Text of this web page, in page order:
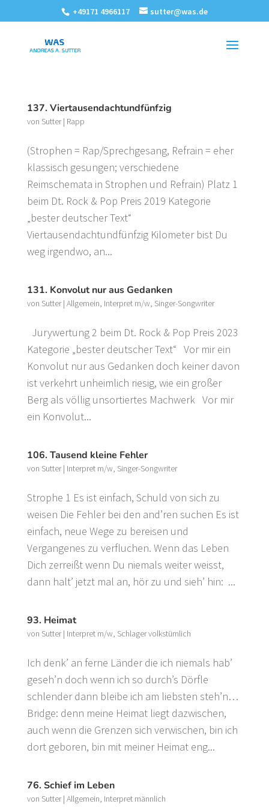
+49171 4966117 sutter@was.de
137. Viertausendachtundfünfzig
von Sutter| Rapp
(Strophen = Rap/Sprechgesang, Refrain = eher
klassisch gesungen; verschiedene
Reimschemata in Strophen und Refrain) Platz 1
beim Dt. Rock & Pop Preis 2019 Kategorie
„bester deutscher Text“
Viertausendachtundfünfzig Kilometer bist Du
weg irgendwo, an...
131. Konvolut nur aus Gedanken
von Sutter| Allgemein, Interpret m/w, Singer-Songwriter
Jurywertung 2 beim Dt. Rock & Pop Preis 2023
Kategorie „bester deutscher Text“ Vor mir ein
Konvolut nur aus Gedanken doch keiner davon
ist verkehrt unheimlich riesig, wie ein großer
Berg als völlig unsortiertes Machwerk Vor mir
ein Konvolut...
106. Tausend kleine Fehler
von Sutter| Interpret m/w, Singer-Songwriter
Strophe 1 Es ist einfach, Schuld von sich zu
weisen Die Fehler bei den and’ren suchen Es ist
einfach, neue Wege zu bereisen und
Vergangenes zu verfluchen. Wenn das Leben
Dich zerreißt wenn Du niemals weiter weisst,
dann halt’ jetzt mal an, hör zu und sieh’ hin: ...
93. Heimat
von Sutter| Interpret m/w, Schlager volkstümlich
Ich denk’ an ferne Länder die ich niemals hab’
geseh’n doch wenn ich so durch’s Dörfle
schlender dann bleibe ich am liebsten steh’n…
Bridge: denn meine Heimat liegt dazwischen,
auch wenn die Grenzen sich verwischen, bin ich
dort geboren, bin mit meiner Heimat eng...
76. Schief im Leben
von Sutter| Allgemein, Interpret männlich